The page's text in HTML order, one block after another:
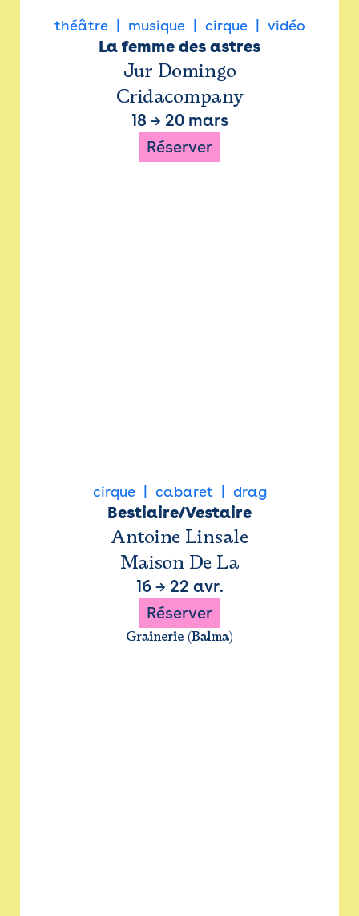
théâtre musique cirque vidéo
La femme des astres
Jur Domingo
Cridacompany
18 → 20 mars
Réserver
cirque cabaret drag
Bestiaire/Vestaire
Antoine Linsale
Maison De La
16→ 22 avr.
Réserver
Grainerie (Balma)